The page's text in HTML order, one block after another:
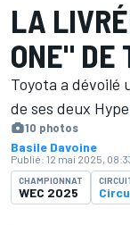
LA
ONE" DE
Toyota a dévoilé
de ses deux
10 photos
Basile Davoine
Publié: 12 mai 2025,
CHAMPIONNAT
WEC 2025